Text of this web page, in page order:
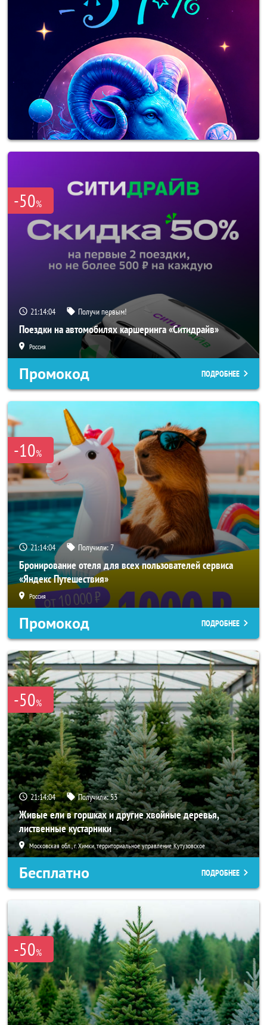
-50%
21:14:02 Получи первым!
Поездки на автомобилях каршеринга «Ситидрайв»
Россия
Промокод ПОДРОБНЕЕ
-10%
21:14:02 Получили:7
Бронирование отеля для всех пользователей сервиса
«Яндекс Путешествия»
Россия
Промокод ПОДРОБНЕЕ
-50%
21:14:02 Получили:53
Живые ели в горшках и другие хвойные деревья,
лиственные кустарники
Московская обл., г. Химки, территориальное управление Кутузовское
Бесплатно ПОДРОБНЕЕ
-50%